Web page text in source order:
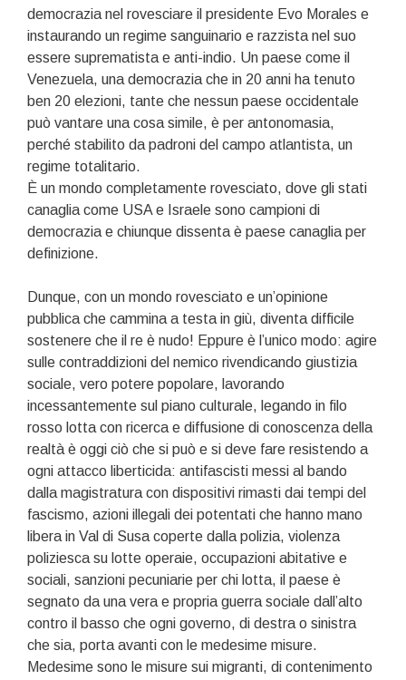
democrazia nel rovesciare il presidente Evo Morales e
instaurando un regime sanguinario e razzista nel suo
essere suprematista e anti-indio. Un paese come il
Venezuela, una democrazia che in 20 anni ha tenuto
ben 20 elezioni, tante che nessun paese occidentale
può vantare una cosa simile, è per antonomasia,
perché stabilito da padroni del campo atlantista, un
regime totalitario.
È un mondo completamente rovesciato, dove gli stati
canaglia come USA e Israele sono campioni di
democrazia e chiunque dissenta è paese canaglia per
definizione.
Dunque, con un mondo rovesciato e un’opinione
pubblica che cammina a testa in giù, diventa difficile
sostenere che il re è nudo! Eppure è l’unico modo: agire
sulle contraddizioni del nemico rivendicando giustizia
sociale, vero potere popolare, lavorando
incessantemente sul piano culturale, legando in filo
rosso lotta con ricerca e diffusione di conoscenza della
realtà è oggi ciò che si può e si deve fare resistendo a
ogni attacco liberticida: antifascisti messi al bando
dalla magistratura con dispositivi rimasti dai tempi del
fascismo, azioni illegali dei potentati che hanno mano
libera in Val di Susa coperte dalla polizia, violenza
poliziesca su lotte operaie, occupazioni abitative e
sociali, sanzioni pecuniarie per chi lotta, il paese è
segnato da una vera e propria guerra sociale dall’alto
contro il basso che ogni governo, di destra o sinistra
che sia, porta avanti con le medesime misure.
Medesime sono le misure sui migranti, di contenimento